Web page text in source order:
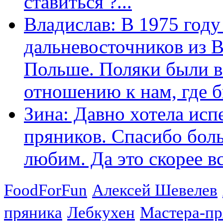
Владислав: В 1975
дальневосточников из
Польше. Поляки были
отношению к нам, где
Зина: Давно хотела
пряников. Спасибо
любим. Да это скорее
FoodForFun Алексей Шевелев
пряника Лебкухен Мастера-